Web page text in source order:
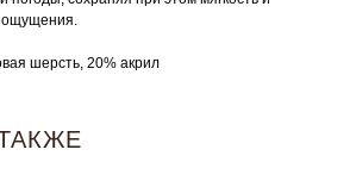
ощущения.
шерсть, 20% акрил